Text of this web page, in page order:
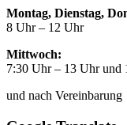
Montag, Dienstag,
8 Uhr – 12 Uhr
Mittwoch:
7:30 Uhr – 13 Uhr und
und nach Vereinbarung